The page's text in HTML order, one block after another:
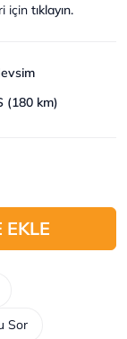
için tıklayın.
(180 km)
EKLE
Sor